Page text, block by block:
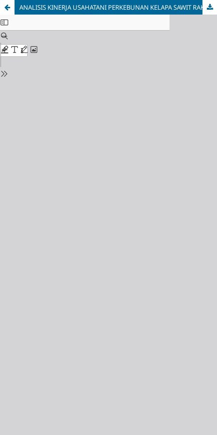
ANALISIS KINERJA USAHATANI PERKEBUNAN KELAPA SAWIT RAKYAT DENGAN POLA KEMITRAAN (STUDI KASUS POLA KEMITRAAN KUD RATA DENGAN PT. ANUGERAH LANGKAT MAKMUR DIKECAMATAN BESITANG, KABUPATEN LANGKAT)